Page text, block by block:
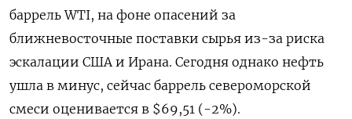
баррель WTI, на фоне опасений за
ближневосточные поставки сырья из-за риска
эскалации США и Ирана. Сегодня однако нефть ​
ушла в минус, сейчас баррель североморской
смеси оценивается в $69,51 (-2%).